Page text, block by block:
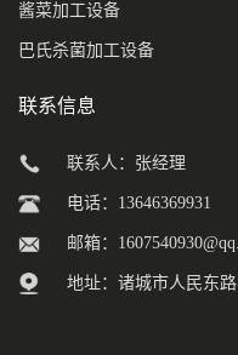
酱菜加工设备
巴氏杀菌加工设备
联系信息
联系人：张经理
电话：13646369931
邮箱：
地址：诸城市人民东